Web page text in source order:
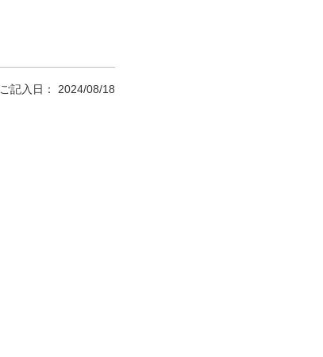
ご記入日： 2024/08/18